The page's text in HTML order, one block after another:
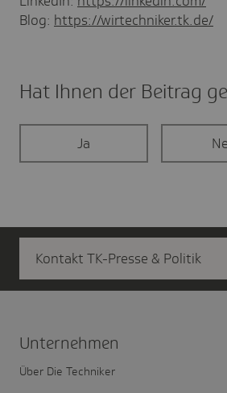
Blog: https://wirtechniker.tk.de/
Hat Ihnen der Beitrag
Ja
Kontakt TK-Presse & Politik
Unter­nehmen
Über Die Techniker